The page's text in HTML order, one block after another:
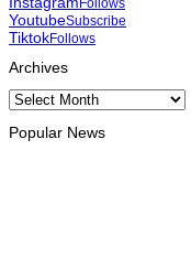
YoutubeSubscribe
TiktokFollows
Archives
Archives
Popular News